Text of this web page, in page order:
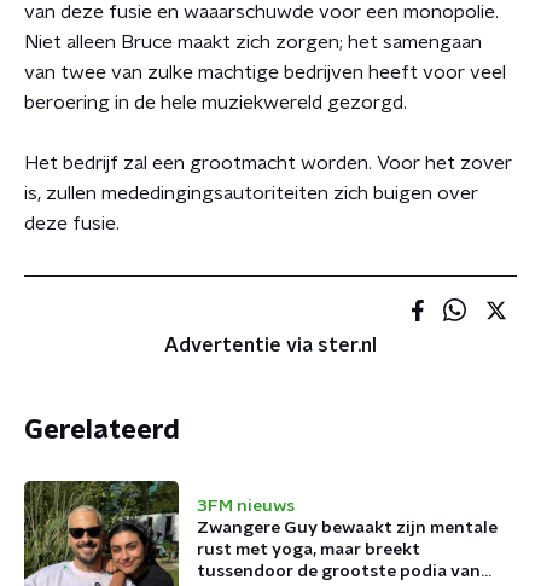
van deze fusie en waaarschuwde voor een monopolie.
Niet alleen Bruce maakt zich zorgen; het samengaan
van twee van zulke machtige bedrijven heeft voor veel
beroering in de hele muziekwereld gezorgd.
Het bedrijf zal een grootmacht worden. Voor het zover
is, zullen mededingingsautoriteiten zich buigen over
deze fusie.
Advertentie via ster.nl
Gerelateerd
3FM nieuws
Zwangere Guy bewaakt zijn mentale
rust met yoga, maar breekt
tussendoor de grootste podia van